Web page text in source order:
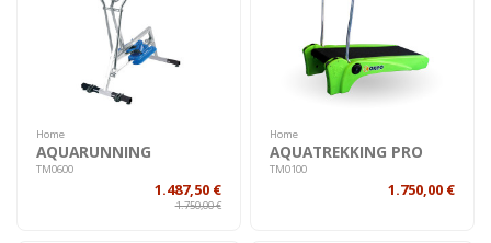
Home
AQUARUNNING
TM0600
1.487,50 €
1.750,00 €
Home
AQUATREKKING PRO
TM0100
1.750,00 €